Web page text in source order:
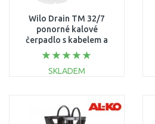
Wilo Drain TM 32/7
ponorné kalové
čerpadlo s kabelem a
plovákem 4048412
SKLADEM
Porovnat